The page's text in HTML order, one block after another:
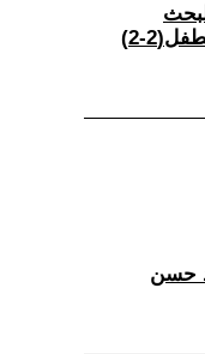
2)